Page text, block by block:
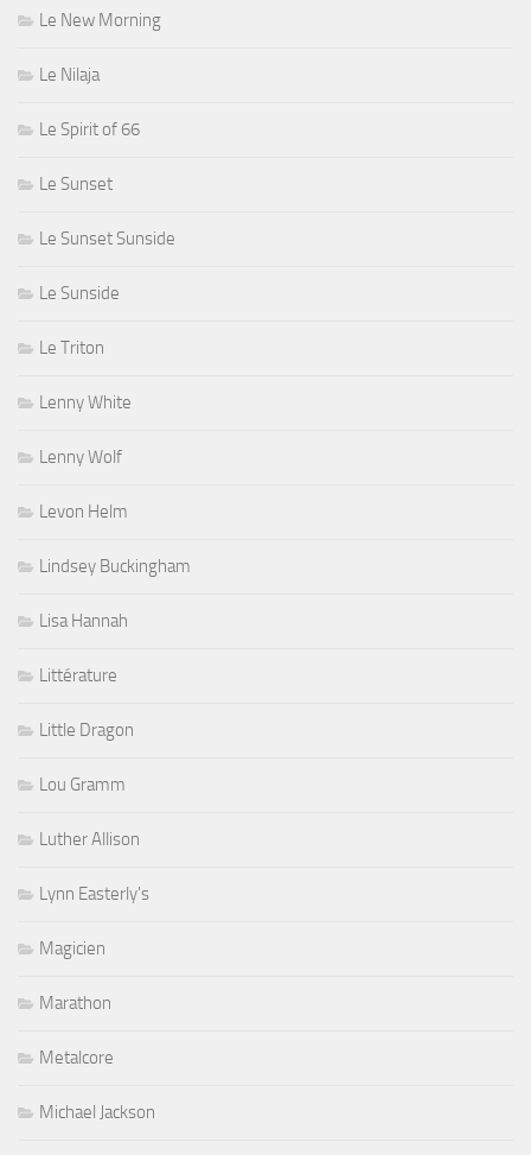
Le New Morning
Le Nilaja
Le Spirit of 66
Le Sunset
Le Sunset Sunside
Le Sunside
Le Triton
Lenny White
Lenny Wolf
Levon Helm
Lindsey Buckingham
Lisa Hannah
Littérature
Little Dragon
Lou Gramm
Luther Allison
Lynn Easterly's
Magicien
Marathon
Metalcore
Michael Jackson